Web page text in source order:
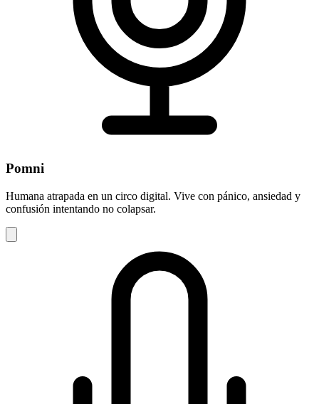
Pomni
Humana atrapada en un circo digital. Vive con pánico, ansiedad y
confusión intentando no colapsar.